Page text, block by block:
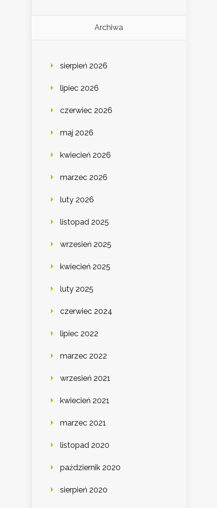
Archiwa
sierpień 2026
lipiec 2026
czerwiec 2026
maj 2026
kwiecień 2026
marzec 2026
luty 2026
listopad 2025
wrzesień 2025
kwiecień 2025
luty 2025
czerwiec 2024
lipiec 2022
marzec 2022
wrzesień 2021
kwiecień 2021
marzec 2021
listopad 2020
październik 2020
sierpień 2020